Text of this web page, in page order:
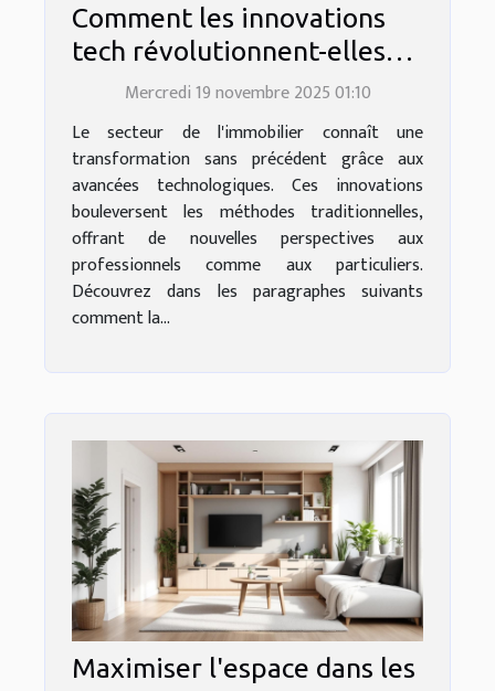
Comment les innovations
tech révolutionnent-elles
l'immobilier ?
Mercredi 19 novembre 2025 01:10
Le secteur de l'immobilier connaît une
transformation sans précédent grâce aux
avancées technologiques. Ces innovations
bouleversent les méthodes traditionnelles,
offrant de nouvelles perspectives aux
professionnels comme aux particuliers.
Découvrez dans les paragraphes suivants
comment la...
Maximiser l'espace dans les